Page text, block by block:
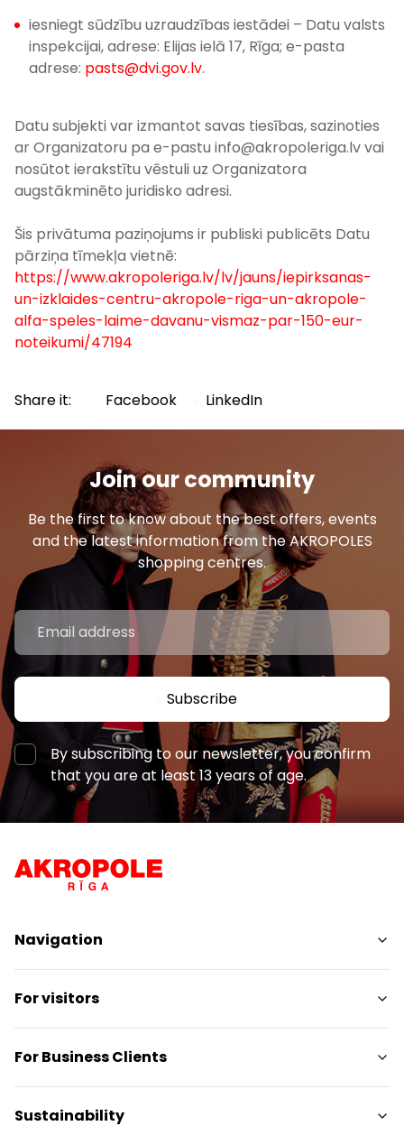
iesniegt sūdzību uzraudzības iestādei – Datu valsts
inspekcijai, adrese: Elijas ielā 17, Rīga; e-pasta
adrese: pasts@dvi.gov.lv.
Datu subjekti var izmantot savas tiesības, sazinoties
ar Organizatoru pa e-pastu info@akropoleriga.lv vai
nosūtot ierakstītu vēstuli uz Organizatora
augstākminēto juridisko adresi.
Šis privātuma paziņojums ir publiski publicēts Datu
pārziņa tīmekļa vietnē:
https://www.akropoleriga.lv/lv/jauns/iepirksanas-
un-izklaides-centru-akropole-riga-un-akropole-
alfa-speles-laime-davanu-vismaz-par-150-eur-
noteikumi/47194
Share it: Facebook LinkedIn
Join our community
Be the first to know about the best offers, events
and the latest information from the AKROPOLES
shopping centres.
Subscribe
By subscribing to our newsletter, you confirm
that you are at least 13 years of age.
Navigation
Shops
Services
Entertainment
Restaurants
For visitors
SC Plan
Pet-friendly
Contacts
Promotions
For Business Clients
Contact
Sustainability